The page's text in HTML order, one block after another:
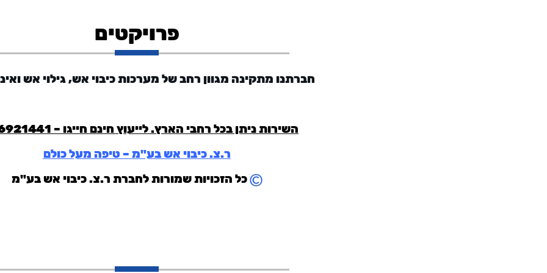
פרויקטים
חברתנו מתקינה מגוון רחב של מערכות כיבוי אש, גילוי אש
השירות ניתן בכל רחבי הארץ. לייעוץ חינם חייגו –
ר.צ. כיבוי אש בע"מ – טיפה מעל כולם
כל הזכויות שמורות לחברת ר.צ. כיבוי אש בע"מ